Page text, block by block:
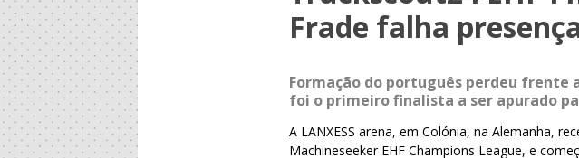
Frade falha
Formação do português perdeu frente
foi o primeiro finalista a ser apurado
A LANXESS arena, em Colónia, na Alemanha,
Machineseeker EHF Champions League, e